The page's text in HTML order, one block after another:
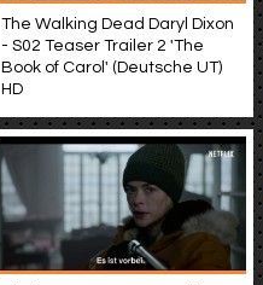
The Walking Dead Daryl Dixon
- S02 Teaser Trailer 2 'The
Book of Carol' (Deutsche UT)
HD